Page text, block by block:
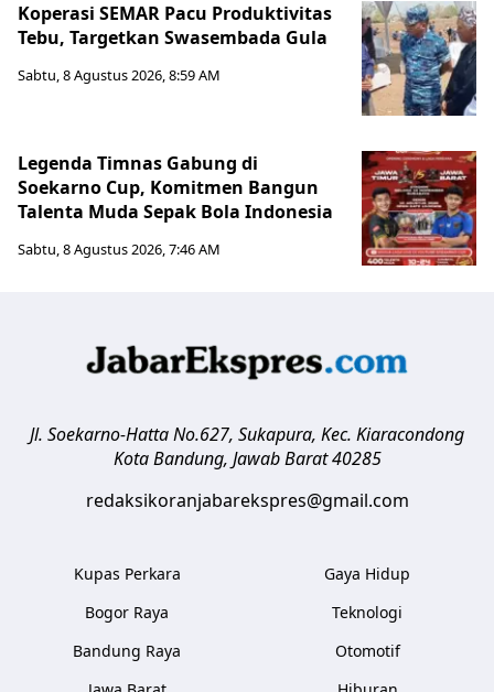
Koperasi SEMAR Pacu Produktivitas
Tebu, Targetkan Swasembada Gula
Sabtu, 8 Agustus 2026, 8:59 AM
Legenda Timnas Gabung di
Soekarno Cup, Komitmen Bangun
Talenta Muda Sepak Bola Indonesia
Sabtu, 8 Agustus 2026, 7:46 AM
Jl. Soekarno-Hatta No.627, Sukapura, Kec. Kiaracondong
Kota Bandung, Jawab Barat 40285
redaksikoranjabarekspres@gmail.com
Kupas Perkara
Bogor Raya
Bandung Raya
Gaya Hidup
Teknologi
Otomotif